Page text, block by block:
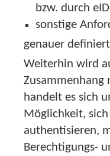
bzw. durch
sonstige
genauer
Weiterhin wird
Zusammenhang
handelt es sich
Möglichkeit,
authentisieren,
Berechtigungs-